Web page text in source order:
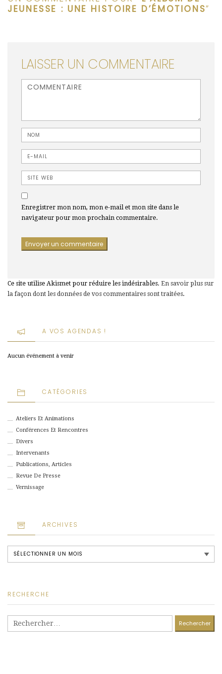
JEUNESSE : UNE HISTOIRE D’ÉMOTIONS”
LAISSER UN COMMENTAIRE
<b>Commentaire</b> ( * )
Nom
E-mail
Site web
Enregistrer mon nom, mon e-mail et mon site dans le
navigateur pour mon prochain commentaire.
Ce site utilise Akismet pour réduire les indésirables. En savoir plus sur
la façon dont les données de vos commentaires sont traitées.
A VOS AGENDAS !
Aucun événement à venir
CATÉGORIES
Ateliers Et Animations
Conférences Et Rencontres
Divers
Intervenants
Publications, Articles
Revue De Presse
Vernissage
ARCHIVES
RECHERCHE